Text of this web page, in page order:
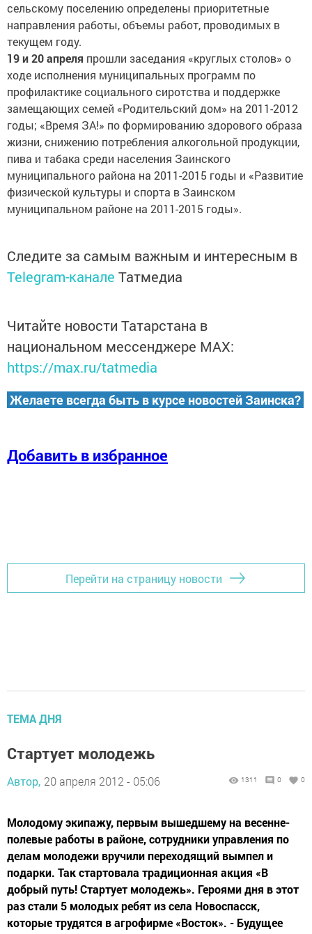
сельскому поселению определены приоритетные
направления работы, объемы работ, проводимых в
текущем году.
19 и 20 апреля прошли заседания «круглых столов» о
ходе исполнения муниципальных программ по
профилактике социального сиротства и поддержке
замещающих семей «Родительский дом» на 2011-2012
годы; «Время ЗА!» по формированию здорового образа
жизни, снижению потребления алкогольной продукции,
пива и табака среди населения Заинского
муниципального района на 2011-2015 годы и «Развитие
физической культуры и спорта в Заинском
муниципальном районе на 2011-2015 годы».
Следите за самым важным и интересным в
Telegram-канале Татмедиа
Читайте новости Татарстана в
национальном мессенджере MАХ:
https://max.ru/tatmedia
Желаете всегда быть в курсе новостей Заинска?
Добавить в избранное
Перейти на страницу новости
ТЕМА ДНЯ
Стартует молодежь
Автор, 20 апреля 2012 - 05:06 1311 0 0
Молодому экипажу, первым вышедшему на весенне-
полевые работы в районе, сотрудники управления по
делам молодежи вручили переходящий вымпел и
подарки. Так стартовала традиционная акция «В
добрый путь! Стартует молодежь». Героями дня в этот
раз стали 5 молодых ребят из села Новоспасск,
которые трудятся в агрофирме «Восток». - Будущее